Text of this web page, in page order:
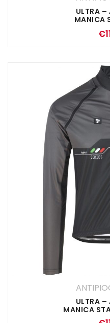
ULTRA –
MANICA
€
ULTRA –
MANICA